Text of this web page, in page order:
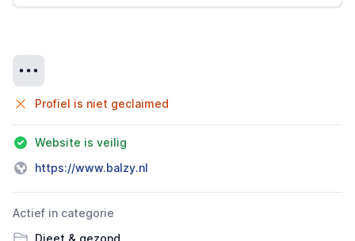
Profiel is niet geclaimed
Website is veilig
https://www.balzy.nl
Actief in categorie
Dieet & gezond